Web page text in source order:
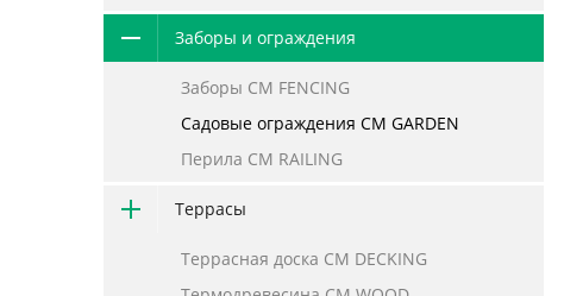
Заборы и ограждения
Заборы CM FENCING
Садовые ограждения CM GARDEN
Перила CM RAILING
Террасы
Террасная доска CM DECKING